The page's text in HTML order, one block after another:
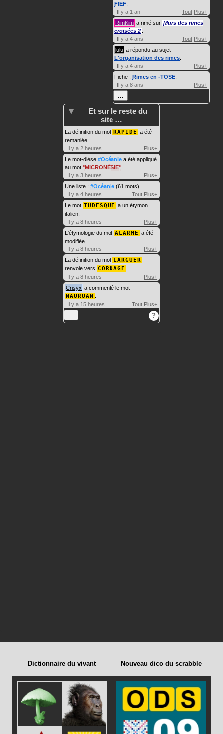
FIEF.
Il y a 1 an
Tout Plus+
RimKim a rimé sur Murs des rimes
croisées 2 .
Il y a 4 ans
Tout Plus+
lulu a répondu au sujet
L'organisation des rimes.
Il y a 4 ans
Plus+
Fiche : Rimes en -TOSE.
Il y a 8 ans
Plus+
…
Et sur le reste du
site …
La définition du mot RAPIDE a été
remaniée.
Il y a 2 heures
Plus+
Le mot-dièse #Océanie a été appliqué
au mot
MICRONÉSIE .
Il y a 3 heures
Plus+
Une liste : #Océanie (61 mots)
Il y a 4 heures
Tout Plus+
Le mot TUDESQUE a un étymon
italien.
Il y a 8 heures
Plus+
L'étymologie du mot ALARME a été
modifiée.
Il y a 8 heures
Plus+
La définition du mot LARGUER
renvoie vers CORDAGE .
Il y a 8 heures
Plus+
Crisyx a commenté le mot
NAURUAN .
Il y a 15 heures
Tout Plus+
… ?
Dictionnaire du vivant Nouveau dico du scrabble